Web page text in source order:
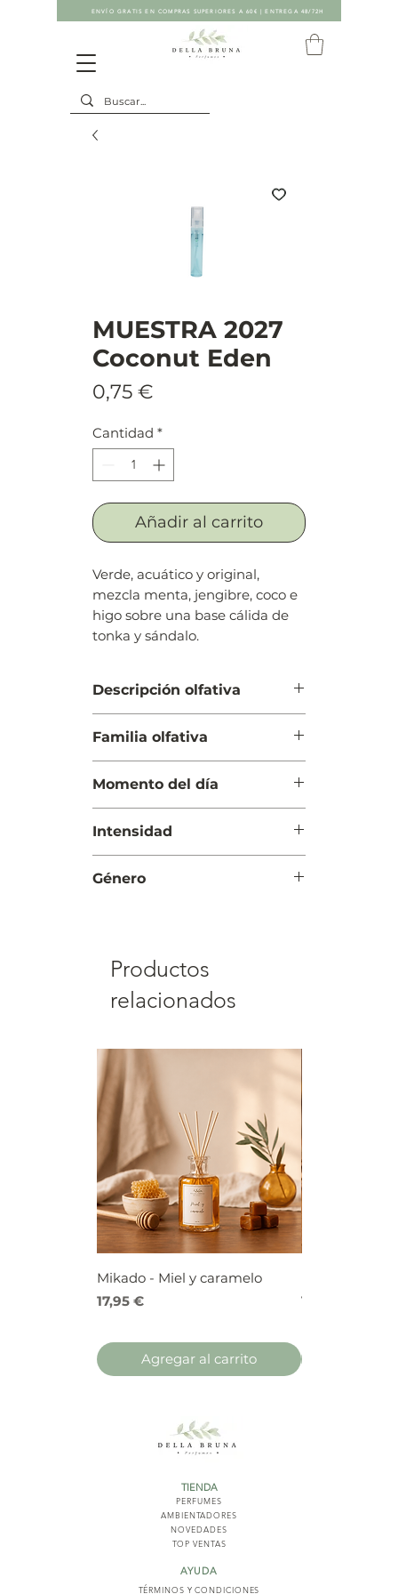
ENVÍO GRATIS EN COMPRAS SUPERIORES A 60€ | ENTREGA 48/72H
MUESTRA 2027
Coconut Eden
0,75 €
Cantidad *
Añadir al carrito
Verde, acuático y original,
mezcla menta, jengibre, coco e
higo sobre una base cálida de
tonka y sándalo.
Descripción olfativa
acuosas, menta y jengibre
Cuerpo: Coco, higo y sal
Fondo: Haba tonka y sándalo
Familia olfativa
Momento del día
Intensidad
Género
Productos
relacionados
Mikado - Miel y caramelo
Precio
17,95 €
Agregar al carrito
Precio
17,95 €
TIENDA
PERFUMES
AMBIENTADORES
NOVEDADES
TOP VENTAS
AYUDA
TÉRMINOS Y CONDICIONES